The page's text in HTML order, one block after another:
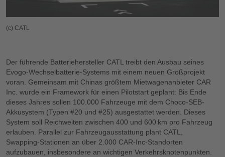
(c) CATL
Der führende Batteriehersteller CATL treibt den Ausbau seines
Evogo‑Wechselbatterie‑Systems mit einem neuen Großprojekt
voran. Gemeinsam mit Chinas größtem Mietwagenanbieter CAR
Inc. wurde ein Framework für einen Pilotstart geplant: Bis Ende
dieses Jahres sollen 100.000 Fahrzeuge mit dem Choco‑SEB-
Akkusystem (Typen #20 und #25) ausgestattet werden. Dieses
System soll Reichweiten zwischen 400 und 600 km pro Fahrzeug
erlauben. Parallel zur Fahrzeugausstattung plant CATL,
Swapping‑Stationen an über 2.000 CAR‑Inc‑Standorten
aufzubauen, insbesondere an wichtigen Verkehrsknotenpunkten.